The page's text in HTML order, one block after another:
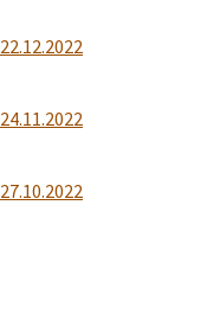
22.12.2022
24.11.2022
27.10.2022